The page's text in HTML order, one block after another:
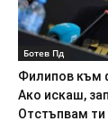
Ботев Пд
Филипов към
Ако искаш,
Отстъпвам ти